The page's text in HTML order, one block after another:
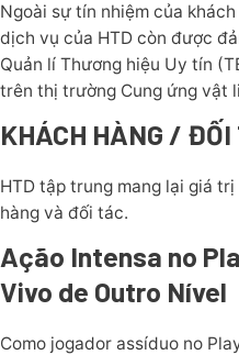
Ngoài sự tín nhiệm của
dịch vụ của HTD còn được
Quản lí Thương hiệu Uy tín
trên thị trường Cung ứng vật
KHÁCH HÀNG / ĐỐI
HTD tập trung mang lại giá
hàng và đối tác.
Ação Intensa no
Vivo de Outro Nível
Como jogador assíduo no